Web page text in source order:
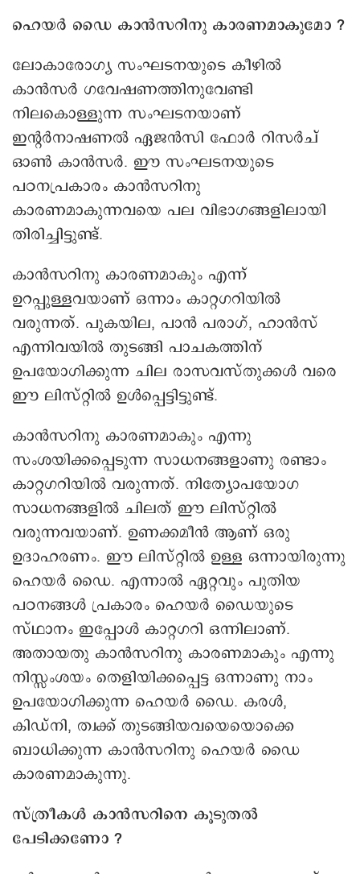
ഹെയർ ഡൈ കാൻസറിനു കാരണമാകുമോ ?
ലോകാരോഗ്യ സംഘടനയുടെ കീഴിൽ
കാൻസർ ഗവേഷണത്തിനുവേണ്ടി
നിലകൊള്ളുന്ന സംഘടനയാണ്
ഇന്റർനാഷണൽ ഏജൻസി ഫോർ റിസർച്
ഓൺ കാൻസർ. ഈ സംഘടനയുടെ
പഠനപ്രകാരം കാൻസറിനു
കാരണമാകുന്നവയെ പല വിഭാഗങ്ങളിലായി
തിരിച്ചിട്ടുണ്ട്.
കാൻസറിനു കാരണമാകും എന്ന്
ഉറപ്പുള്ളവയാണ് ഒന്നാം കാറ്റഗറിയിൽ
വരുന്നത്. പുകയില, പാൻ പരാഗ്, ഹാൻസ്
എന്നിവയിൽ തുടങ്ങി പാചകത്തിന്
ഉപയോഗിക്കുന്ന ചില രാസവസ്തുക്കൾ വരെ
ഈ ലിസ്റ്റിൽ ഉൾപ്പെട്ടിട്ടുണ്ട്.
കാൻസറിനു കാരണമാകും എന്നു
സംശയിക്കപ്പെടുന്ന സാധനങ്ങളാണു രണ്ടാം
കാറ്റഗറിയിൽ വരുന്നത്. നിത്യോപയോഗ
സാധനങ്ങളിൽ ചിലത് ഈ ലിസ്റ്റിൽ
വരുന്നവയാണ്. ഉണക്കമീൻ ആണ് ഒരു
ഉദാഹരണം. ഈ ലിസ്റ്റിൽ ഉള്ള ഒന്നായിരുന്നു
ഹെയർ ഡൈ. എന്നാൽ ഏറ്റവും പുതിയ
പഠനങ്ങൾ പ്രകാരം െഹയർ ഡൈയുടെ
സ്ഥാനം ഇപ്പോൾ കാറ്റഗറി ഒന്നിലാണ്.
അതായതു കാൻസറിനു കാരണമാകും എന്നു
നിസ്സംശയം തെളിയിക്കപ്പെട്ട ഒന്നാണു നാം
ഉപയോഗിക്കുന്ന െഹയർ ൈഡ. കരൾ,
കിഡ്നി, ത്വക്ക് തുടങ്ങിയവയെയൊക്കെ
ബാധിക്കുന്ന കാൻസറിനു ഹെയർ ഡൈ
കാരണമാകുന്നു.‌‌
സ്ത്രീകൾ കാൻസറിനെ കൂടുതൽ
പേടിക്കണോ ?